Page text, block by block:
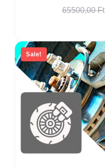
65500,00Ft
Sale!